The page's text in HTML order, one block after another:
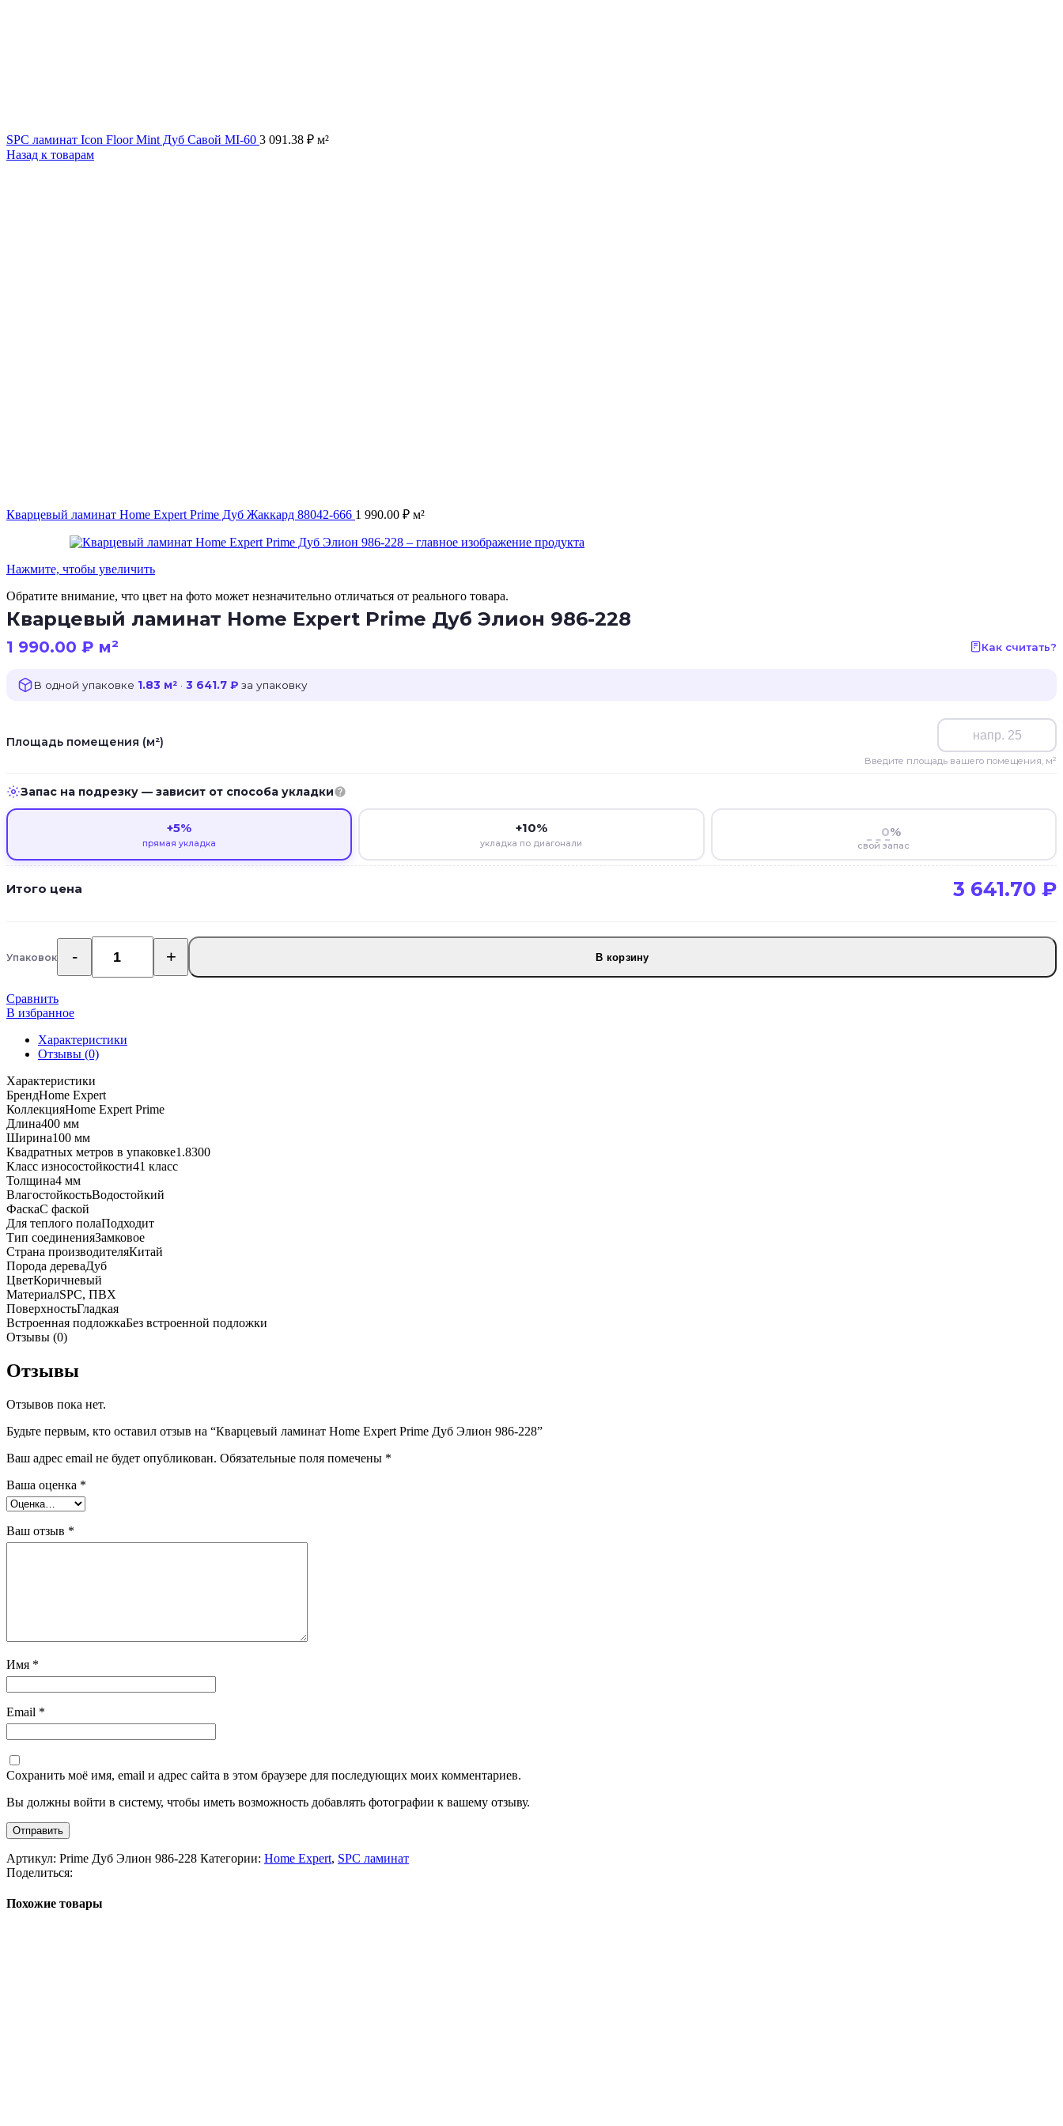
SPC ламинат Icon Floor Mint Дуб Савой MI-60 3 091.38 ₽ м²
Назад к товарам
Кварцевый ламинат Home Expert Prime Дуб Жаккард 88042-666 1 990.00 ₽ м²
Нажмите, чтобы увеличить
Обратите внимание, что цвет на фото может незначительно отличаться от реального товара.
Кварцевый ламинат Home Expert Prime Дуб Элион 986-228
1 990.00 ₽ м² Как считать?
В одной упаковке 1.83 м² · 3 641.7 ₽ за упаковку
Площадь помещения (м²)
Введите площадь вашего помещения, м²
Запас на подрезку — зависит от способа укладки
+5%
прямая укладка
+10%
укладка по диагонали
%
свой запас
Итого цена 3 641.70 ₽
УпаковокКоличество
товара
ламинат
Home
Expert
Prime
Элион
986-
228
В корзину
Сравнить
В избранное
Характеристики
Отзывы (0)
Характеристики
БрендHome Expert
КоллекцияHome Expert Prime
Длина400 мм
Ширина100 мм
Квадратных метров в упаковке1.8300
Класс износостойкости41 класс
Толщина4 мм
ВлагостойкостьВодостойкий
ФаскаС фаской
Для теплого полаПодходит
Тип соединенияЗамковое
Страна производителяКитай
Порода дереваДуб
ЦветКоричневый
МатериалSPC, ПВХ
ПоверхностьГладкая
Встроенная подложкаБез встроенной подложки
Отзывы (0)
Отзывы
Отзывов пока нет.
Будьте первым, кто оставил отзыв на “Кварцевый ламинат Home Expert Prime Дуб Элион 986-228”
Ваш адрес email не будет опубликован. Обязательные поля помечены *
Ваша оценка *
Ваш отзыв *
Имя *
Email *
Сохранить моё имя, email и адрес сайта в этом браузере для последующих моих комментариев.
Вы должны войти в систему, чтобы иметь возможность добавлять фотографии к вашему отзыву.
Артикул: Prime Дуб Элион 986-228 Категории: Home Expert, SPC ламинат
Поделиться:
Похожие товары